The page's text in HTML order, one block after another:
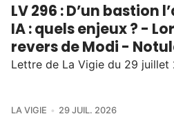
LV 296 : D’un bastion
IA : quels enjeux ? -
revers de Modi -
Lettre de La Vigie du 29 juillet
LA VIGIE 29 JUIL. 2026